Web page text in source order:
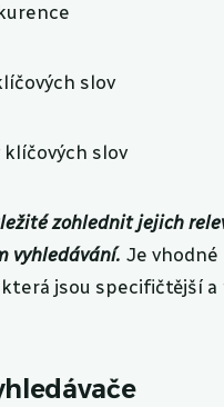
slov
slov
zohlednit jejich
vyhledávání. Je vhodné
jsou specifičtější a